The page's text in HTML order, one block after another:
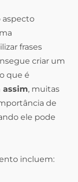
aspecto
frases
criar um
que é
assim, muitas
de
ele pode
incluem: